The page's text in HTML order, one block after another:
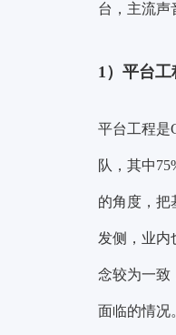
台，主流声
1） 平台工
平台工程是
队，其中
的角度， 把
发侧 ，业
念较为一致
面临的情况